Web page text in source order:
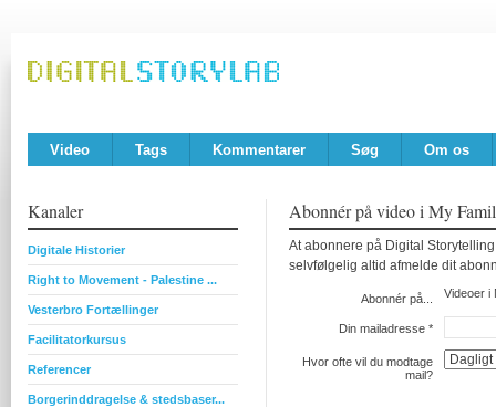
Video Tags Kommentarer Søg Om os
Kanaler
Digitale Historier
Right to Movement - Palestine ...
Vesterbro Fortællinger
Facilitatorkursus
Referencer
Borgerinddragelse & stedsbaser...
Abonnér på video i My
At abonnere på Digital
selvfølgelig altid afmelde dit
Abonnér på... Videoer i
Din mailadresse *
Hvor ofte vil du modtage
mail?